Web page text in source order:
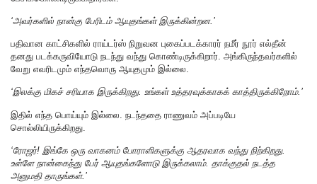
‘அவர்களில் நான்கு பேரிடம் ஆயுதங்கள் இருக்கின்றன.’
பதிவான காட்சிகளில் ராய்டர்ஸ் நிறுவன புகைப்படக்காரர் நமீர் நூர் எல்தீன்
தனது படக்கருவியோடு நடந்து வந்து கொண்டிருக்கிறார். அங்கிருந்தவர்களில்
வேறு எவரிடமும் எந்தவொரு ஆயுதமும் இல்லை.
‘இலக்கு மிகச் சரியாக இருக்கிறது. உங்கள் உத்தரவுக்காகக் காத்திருக்கிறோம்.’
இதில் எந்த பொய்யும் இல்லை. நடந்ததை ராணுவம் அப்படியே
சொல்லியிருக்கிறது.
‘ரோஜர்! இங்கே ஒரு வாகனம் போராளிகளுக்கு ஆதரவாக வந்து நிற்கிறது.
உள்ளே நான்கைந்து பேர் ஆயுதங்களோடு இருக்கலாம். தாக்குதல் நடத்த
அனுமதி தாருங்கள்.’